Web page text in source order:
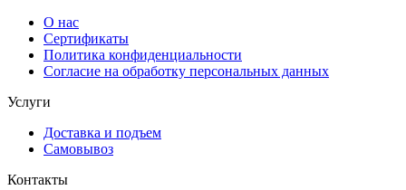
О нас
Сертификаты
Политика конфиденциальности
Согласие на обработку персональных данных
Услуги
Доставка и подъем
Самовывоз
Контакты